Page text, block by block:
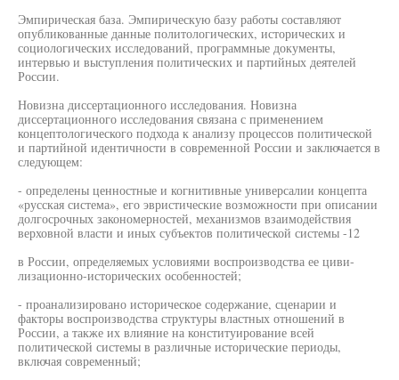
Эмпирическая база. Эмпирическую базу работы составляют
опубликованные данные политологических, исторических и
социологических исследований, программные документы,
интервью и выступления политических и партийных деятелей
России.
Новизна диссертационного исследования. Новизна
диссертационного исследования связана с применением
концептологического подхода к анализу процессов политической
и партийной идентичности в современной России и заключается в
следующем:
- определены ценностные и когнитивные универсалии концепта
«русская система», его эвристические возможности при описании
долгосрочных закономерностей, механизмов взаимодействия
верховной власти и иных субъектов политической системы -12
в России, определяемых условиями воспроизводства ее циви-
лизационно-исторических особенностей;
- проанализировано историческое содержание, сценарии и
факторы воспроизводства структуры властных отношений в
России, а также их влияние на конституирование всей
политической системы в различные исторические периоды,
включая современный;